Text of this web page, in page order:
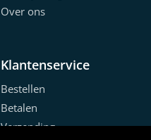
Over ons
Klantenservice
Bestellen
Betalen
Verzending